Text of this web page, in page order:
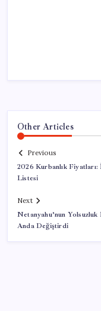
Other Articles
Previous
2026 Kurbanlık
Listesi
Next
Netanyahu’nun Yolsuzluk
Anda Değiştirdi